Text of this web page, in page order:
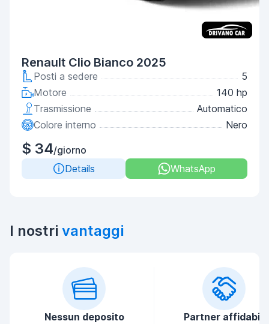
Renault Clio Bianco 2025
Posti a sedere
5
Motore
140 hp
Trasmissione
Automatico
Colore interno
Nero
$ 34/giorno
Details
WhatsApp
I nostri vantaggi
Nessun deposito Partner affidabili